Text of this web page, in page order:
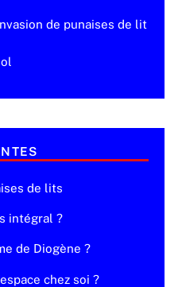
de punaises de lit
de lits
intégral ?
de Diogène ?
chez soi ?